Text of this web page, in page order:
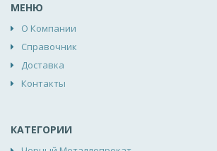
МЕНЮ
О Компании
Справочник
Доставка
Контакты
КАТЕГОРИИ